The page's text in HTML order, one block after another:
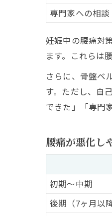
専門家への相談
妊娠中の腰痛対
ます。これらは
さらに、骨盤ベ
す。ただし、自
できた」「専門
腰痛が悪化し
初期〜中期
後期（7ヶ月以降